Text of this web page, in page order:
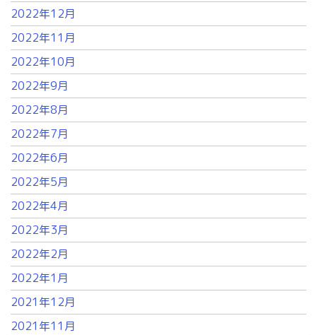
2022年12月
2022年11月
2022年10月
2022年9月
2022年8月
2022年7月
2022年6月
2022年5月
2022年4月
2022年3月
2022年2月
2022年1月
2021年12月
2021年11月